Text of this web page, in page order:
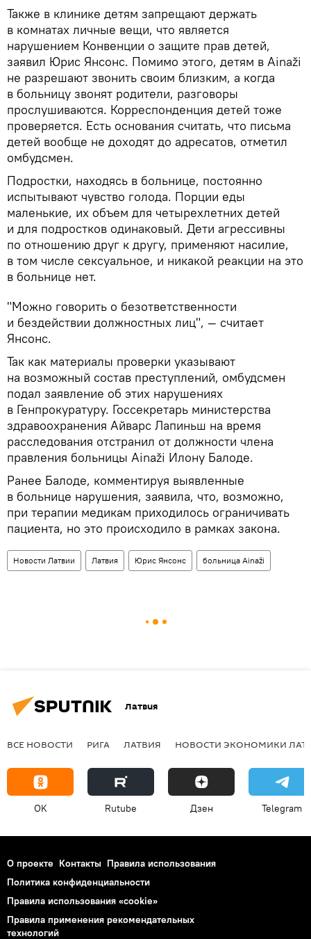
Также в клинике детям запрещают держать
в комнатах личные вещи, что является
нарушением Конвенции о защите прав детей,
заявил Юрис Янсонс. Помимо этого, детям в Ainaži
не разрешают звонить своим близким, а когда
в больницу звонят родители, разговоры
прослушиваются. Корреспонденция детей тоже
проверяется. Есть основания считать, что письма
детей вообще не доходят до адресатов, отметил
омбудсмен.
Подростки, находясь в больнице, постоянно
испытывают чувство голода. Порции еды
маленькие, их объем для четырехлетних детей
и для подростков одинаковый. Дети агрессивны
по отношению друг к другу, применяют насилие,
в том числе сексуальное, и никакой реакции на это
в больнице нет.
"Можно говорить о безответственности
и бездействии должностных лиц", — считает
Янсонс.
Так как материалы проверки указывают
на возможный состав преступлений, омбудсмен
подал заявление об этих нарушениях
в Генпрокуратуру. Госсекретарь министерства
здравоохранения Айварс Лапиньш на время
расследования отстранил от должности члена
правления больницы Ainaži Илону Балоде.
Ранее Балоде, комментируя выявленные
в больнице нарушения, заявила, что, возможно,
при терапии медикам приходилось ограничивать
пациента, но это происходило в рамках закона.
Новости Латвии Латвия Юрис Янсонс больница Ainaži
Латвия
ВСЕ НОВОСТИ РИГА ЛАТВИЯ НОВОСТИ ЭКОНОМИКИ
OK Rutube Дзен Telegram
О проекте Контакты Правила использования
Политика конфиденциальности
Правила использования «cookie»
Правила применения рекомендательных
технологий